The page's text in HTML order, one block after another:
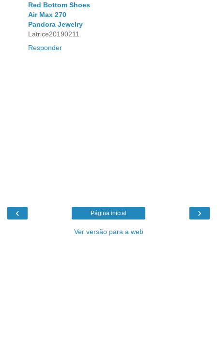
Red Bottom Shoes
Air Max 270
Pandora Jewelry
Latrice20190211
Responder
‹ ›
Página inicial
Ver versão para a web